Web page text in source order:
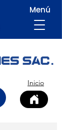
Menú
Inicio